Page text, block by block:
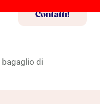
Contatti!
bagaglio di